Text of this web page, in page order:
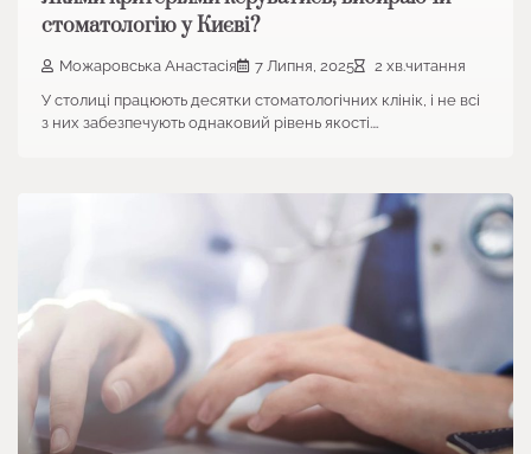
стоматологію у Києві?
Можаровська Анастасія 7 Липня, 2025
2 хв.читання
У столиці працюють десятки стоматологічних клінік, і не всі
з них забезпечують однаковий рівень якості.…